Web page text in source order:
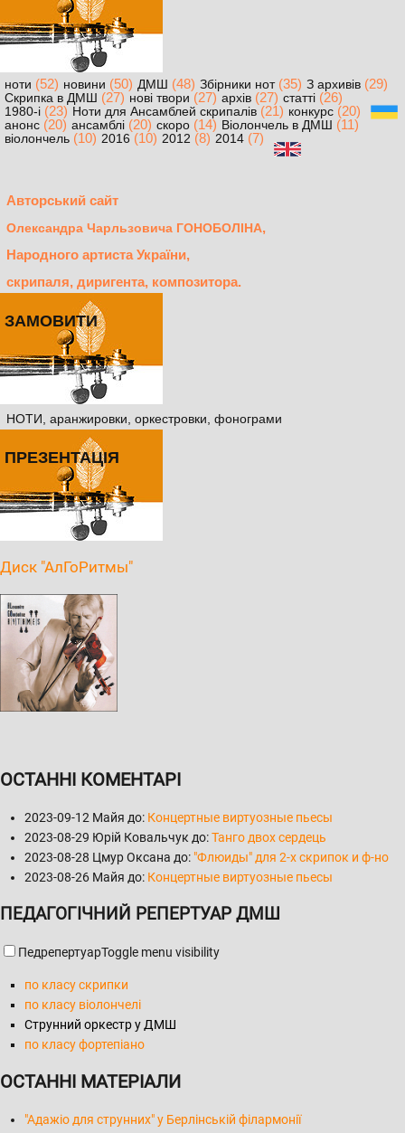
ноти (52) новини (50) ДМШ (48) Збірники нот(35) З архивів (29)
Скрипка в ДМШ (27) нові твори (27) архів (27) статті (26)
1980-і (23) Ноти для Ансамблей скрипалів (21) конкурс (20)
анонс (20) ансамблі (20) скоро (14) Віолончель в ДМШ (11)
віолончель (10) 2016 (10) 2012 (8) 2014 (7)
Авторський сайт
Олександра Чарльзовича ГОНОБОЛІНА,
Народного артиста України,
скрипаля, диригента, композитора.
ЗАМОВИТИ
НОТИ, аранжировки, оркестровки, фонограми
ПРЕЗЕНТАЦІЯ
Диск "АлГоРитмы"
ОСТАННІ КОМЕНТАРІ
2023-09-12 Майя до: Концертные виртуозные пьесы
2023-08-29 Юрій Ковальчук до:Танго двох сердець
2023-08-28 Цмур Оксана до: "Флюиды" для 2-х скрипок и ф-но
2023-08-26 Майя до: Концертные виртуозные пьесы
ПЕДАГОГІЧНИЙ РЕПЕРТУАР ДМШ
ПедрепертуарToggle menu visibility
по класу скрипки
по класу віолончелі
Струнний оркестр у ДМШ
по класу фортепіано
ОСТАННІ МАТЕРІАЛИ
"Адажіо для струнних" у Берлінській філармонії